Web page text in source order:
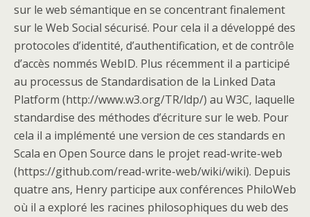
sur le web sémantique en se concentrant finalement
sur le Web Social sécurisé. Pour cela il a développé des
protocoles d’identité, d’authentification, et de contrôle
d’accès nommés WebID. Plus récemment il a participé
au processus de Standardisation de la Linked Data
Platform (http://www.w3.org/TR/ldp/) au W3C, laquelle
standardise des méthodes d’écriture sur le web. Pour
cela il a implémenté une version de ces standards en
Scala en Open Source dans le projet read-write-web
(https://github.com/read-write-web/wiki/wiki). Depuis
quatre ans, Henry participe aux conférences PhiloWeb
où il a exploré les racines philosophiques du web des